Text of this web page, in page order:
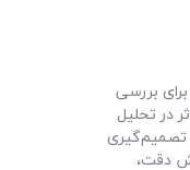
برای بررسی
در تحلیل
دقت،